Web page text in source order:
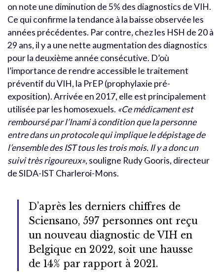
on note une diminution de 5% des diagnostics de VIH.
Ce qui confirme la tendance à la baisse observée les
années précédentes. Par contre, chez les HSH de 20 à
29 ans, il y a une nette augmentation des diagnostics
pour la deuxième année consécutive. D’où
l’importance de rendre accessible le traitement
préventif du VIH, la PrEP (prophylaxie pré-
exposition). Arrivée en 2017, elle est principalement
utilisée par les homosexuels. «Ce médicament est
remboursé par l’Inami à condition que la personne
entre dans un protocole qui implique le dépistage de
l’ensemble des IST tous les trois mois. Il y a donc un
suivi très rigoureux», souligne Rudy Gooris, directeur
de SIDA-IST Charleroi-Mons.
D’après les derniers chiffres de
Sciensano, 597 personnes ont reçu
un nouveau diagnostic de VIH en
Belgique en 2022, soit une hausse
de 14% par rapport à 2021.